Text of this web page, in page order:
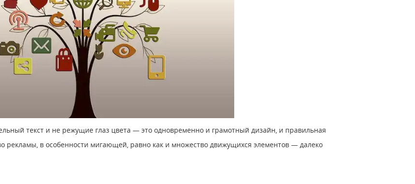
текст и не режущие глаз цвета — это одновременно и грамотный дизайн, и правильная
рекламы, в особенности мигающей, равно как и множество движущихся элементов — далеко